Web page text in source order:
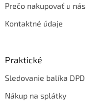
Prečo nakupovať u nás
Kontaktné údaje
Praktické
Sledovanie balíka DPD
Nákup na splátky